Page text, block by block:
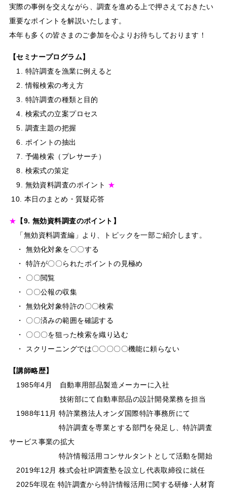
実際の事例を交えながら、調査を進める上で押さえておきたい
重要なポイントを解説いたします。
本年も多くの皆さまのご参加を心よりお待ちしております！
【セミナープログラム】
1. 特許調査を漁業に例えると
2. 情報検索の考え方
3. 特許調査の種類と目的
4. 検索式の立案プロセス
5. 調査主題の把握
6. ポイントの抽出
7. 予備検索（プレサーチ）
8. 検索式の策定
9. 無効資料調査のポイント ★
10. 本日のまとめ・質疑応答
★ 【9. 無効資料調査のポイント】
「無効資料調査編」より、トピックを一部ご紹介します。
・ 無効化対象を〇〇する
・ 特許が〇〇られたポイントの見極め
・ 〇〇閲覧
・ 〇〇公報の収集
・ 無効化対象特許の〇〇検索
・ 〇〇済みの範囲を確認する
・ 〇〇〇を狙った検索を織り込む
・ スクリーニングでは〇〇〇〇〇機能に頼らない
【講師略歴】
1985年4月 自動車用部品製造メーカーに入社
技術部にて自動車部品の設計開発業務を担当
1988年11月 特許業務法人オンダ国際特許事務所にて
特許調査を専業とする部門を発足し、特許調査
サービス事業の拡大
特許情報活用コンサルタントとして活動を開始
2019年12月 株式会社IP調査塾を設立し代表取締役に就任
2025年現在 特許調査から特許情報活用に関する研修･人材育